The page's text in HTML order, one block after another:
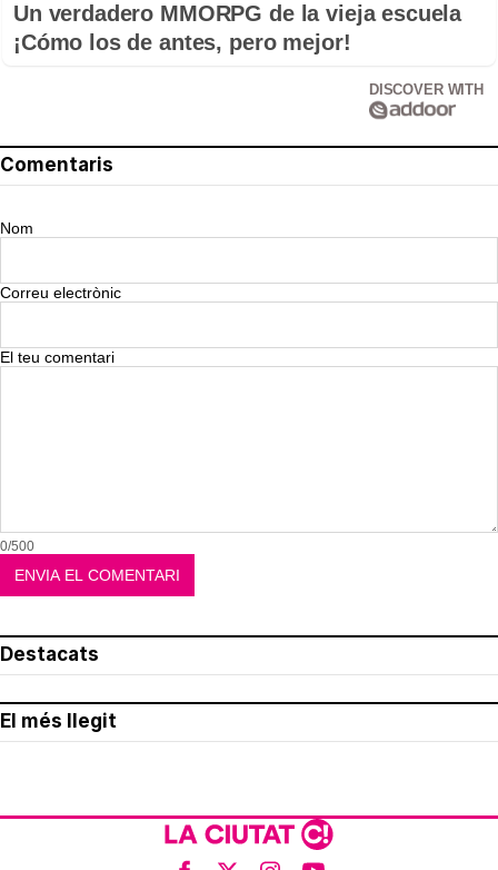
Un verdadero MMORPG de la vieja escuela
¡Cómo los de antes, pero mejor!
DISCOVER WITH
Comentaris
Nom
Correu electrònic
El teu comentari
0/500
Destacats
El més llegit